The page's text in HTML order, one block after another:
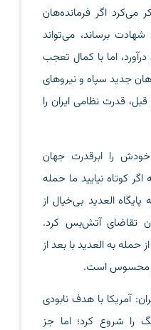
می‌کرد اگر فرمانده‌هان
برساند، می‌تواند
اما با کمال تعجب
فرماندهان جدید سپاه و نیروهای
قدرت نظامی ایران را
خودش را ابرقدرت جهان
کوتاه نیایید ما حمله
العدید بی‌خیال از
تقاضای آتش‌بس کرد.
حمله به العدید با بعد از
محسوس است.
آمریکا با هدف نابودی
را شروع کرد؛ اما جز